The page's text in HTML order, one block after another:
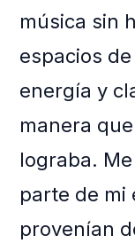
música sin
espacios
energía y
manera
lograba.
parte de mi
provenían